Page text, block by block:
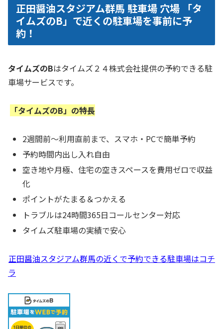
正田醤油スタジアム群馬 駐車場 穴場 「タ
イムズのB」で近くの駐車場を事前に予
約！
タイムズのBはタイムズ２４株式会社提供の予約できる駐
車場サービスです。
「タイムズのB」の特長
2週間前～利用直前まで、スマホ・PCで簡単予約
予約時間内出し入れ自由
空き地や月極、住宅の空きスペースを費用ゼロで収益
化
ポイントがたまる＆つかえる
トラブルは24時間365日コールセンター対応
タイムズ駐車場の実績で安心
正田醤油スタジアム群馬の近くで予約できる駐車場はコチ
ラ